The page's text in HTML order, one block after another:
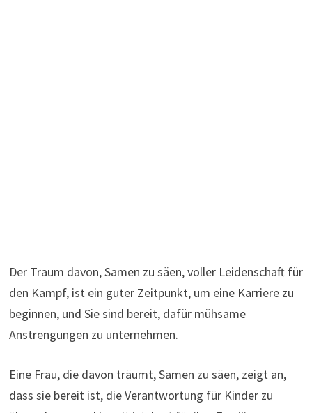
Der Traum davon, Samen zu säen, voller Leidenschaft für
den Kampf, ist ein guter Zeitpunkt, um eine Karriere zu
beginnen, und Sie sind bereit, dafür mühsame
Anstrengungen zu unternehmen.
Eine Frau, die davon träumt, Samen zu säen, zeigt an,
dass sie bereit ist, die Verantwortung für Kinder zu